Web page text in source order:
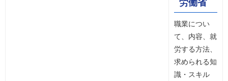
労働省
職業につい
て、内容、就
労する方法、
求められる知
識・スキル